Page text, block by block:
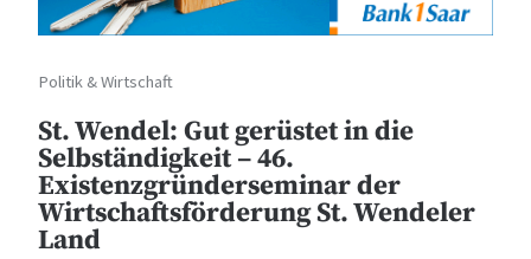
Politik & Wirtschaft
St. Wendel: Gut gerüstet in die
Selbständigkeit – 46.
Existenzgründerseminar der
Wirtschaftsförderung St. Wendeler
Land